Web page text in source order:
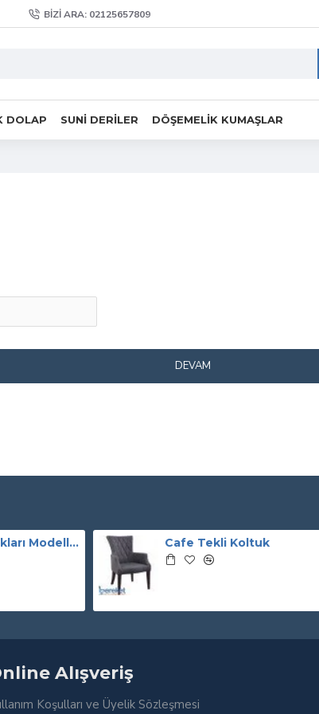
BIZI ARA: 02125657809
DOLAP SUNI DERILER DÖŞEMELIK KUMAŞLAR
DEVAM
Otel Lobi Koltukları Modelleri Cafe Tekli Koltuk
Alışveriş
Koşulları ve Üyelik Sözleşmesi